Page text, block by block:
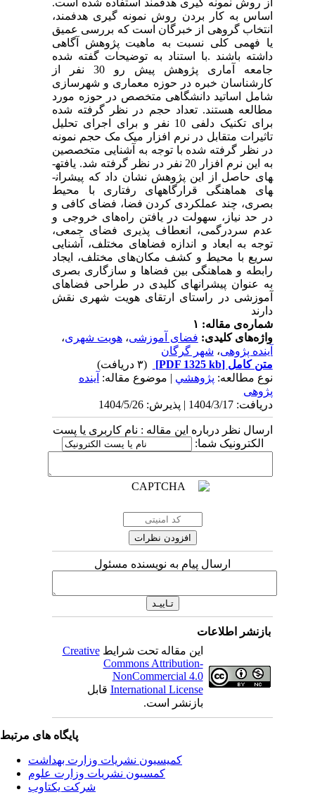
اساس به کار بردن روش نمونه گیری هدفمند،
انتخاب گروهی از خبرگان است که بررسی عمیق
یا فهمی کلی نسبت به ماهیت پژوهش آگاهی
داشته باشند .با استناد به توضیحات گفته شده
جامعه آماری پژوهش پیش رو 30نفر از
کارشناسان خبره در حوزه معماری و شهرسازی
شامل اساتید دانشگاهی متخصص در حوزه مورد
مطالعه هستند. تعداد حجم در نظر گرفته شده
برای تکنیک دلفی 10 نفر و برای اجرای تحلیل
تاثیرات متقابل در نرم افزار میک مک حجم نمونه
در نظر گرفته شده با توجه به آشنایی متخصصین
به این نرم افزار 20 نفر در نظر گرفته شد. یافته­
های حاصل از این پژوهش نشان داد که پیشران­
های هماهنگی قرارگاههای رفتاری با محیط
بصری، چند عملکردی کردن فضا، فضای کافی و
در حد نیاز، سهولت در یافتن راههای خروجی و
عدم سردرگمی، انعطاف پذیری فضای جمعی،
توجه به ابعاد و اندازه فضاهای مختلف، آشنایی
سریع با محیط و کشف مکانهای مختلف، ایجاد
رابطه و هماهنگی بین فضاها و سازگاری بصری
به عنوان پیشران­های کلیدیدر طراحی فضاهای
آموزشی در راستای ارتقای هویت شهری نقش
دارند
شماره‌ی مقاله: ۱
واژه‌های کلیدی: فضای آموزشی،هویت شهری،
آینده پژوهی، شهر گرگان
متن کامل [PDF 1325 kb]
(۳ دریافت)
نوع مطالعه: پژوهشي | موضوع مقاله: آینده
پژوهی
دریافت: 1404/3/17 | پذیرش: 1404/5/26
ارسال نظر درباره این مقاله : نام کاربری یا پست
الکترونیک شما:
ارسال پیام به نویسنده مسئول
بازنشر اطلاعات
این مقاله تحت شرایطCreative
Commons Attribution-
NonCommercial 4.0
International License قابل
بازنشر است.
پایگاه های مرتبط
کمیسیون نشریات وزارت بهداشت
کمسیون نشریات وزارت علوم
شرکت یکتاوب